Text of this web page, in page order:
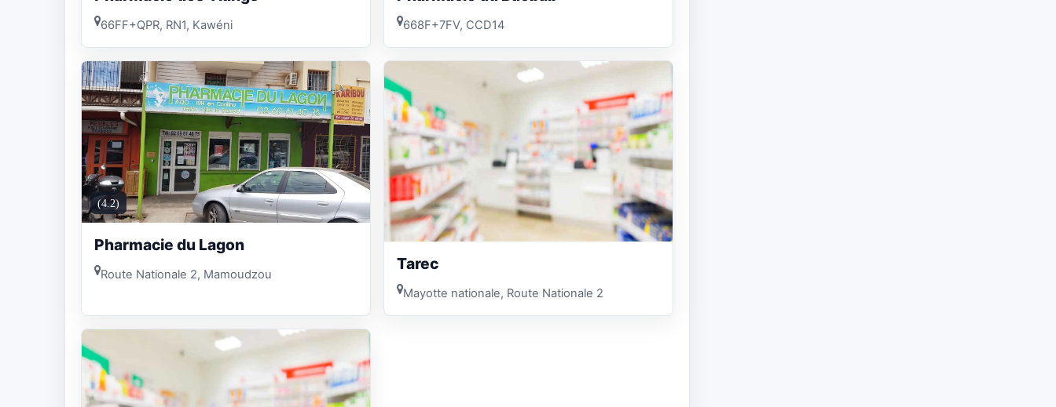
66FF+QPR, RN1, Kawéni 668F+7FV, CCD14
(4.2)
Pharmacie du Lagon
Route Nationale 2, Mamoudzou
Tarec
Mayotte nationale, Route Nationale 2